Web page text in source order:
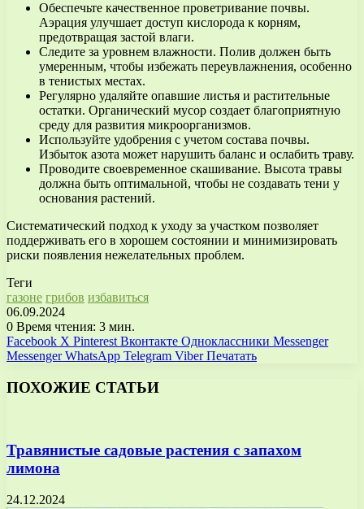
Обеспечьте качественное проветривание почвы.
Аэрация улучшает доступ кислорода к корням,
предотвращая застой влаги.
Следите за уровнем влажности. Полив должен быть
умеренным, чтобы избежать переувлажнения, особенно
в тенистых местах.
Регулярно удаляйте опавшие листья и растительные
остатки. Органический мусор создает благоприятную
среду для развития микроорганизмов.
Используйте удобрения с учетом состава почвы.
Избыток азота может нарушить баланс и ослабить траву.
Проводите своевременное скашивание. Высота травы
должна быть оптимальной, чтобы не создавать тени у
основания растений.
Систематический подход к уходу за участком позволяет
поддерживать его в хорошем состоянии и минимизировать
риски появления нежелательных проблем.
Теги
газоне грибов избавиться
06.09.2024
0 Время чтения: 3 мин.
Facebook X Pinterest Вконтакте Одноклассники Messenger
Messenger WhatsApp Telegram Viber Печатать
ПОХОЖИЕ СТАТЬИ
Травянистые садовые растения с запахом
лимона
24.12.2024